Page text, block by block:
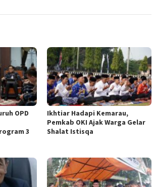
OPD
3
Ikhtiar Hadapi Kemarau,
Pemkab OKI Ajak Warga Gelar
Shalat Istisqa